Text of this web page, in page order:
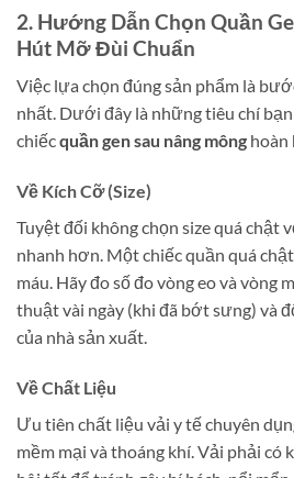
2. Hướng Dẫn Chọn Quần
Hút Mỡ Đùi Chuẩn
Việc lựa chọn đúng sản phẩm là
nhất. Dưới đây là những tiêu chí
chiếcquần gen sau nâng mông hoàn
Về Kích Cỡ (Size)
Tuyệt đối không chọn size quá chật
nhanh hơn. Một chiếc quần quá
máu. Hãy đo số đo vòng eo và vòng
thuật vài ngày (khi đã bớt sưng) và
của nhà sản xuất.
Về Chất Liệu
Ưu tiên chất liệu vải y tế chuyên
mềm mại và thoáng khí. Vải phải có